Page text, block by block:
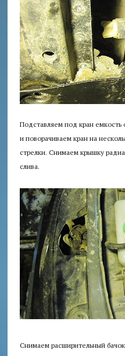
Подставляем под кран емкость
и поворачиваем кран на
стрелки. Снимаем крышку
слива.
Снимаем расширительный